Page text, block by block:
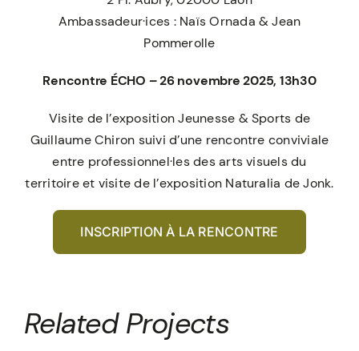
Ambassadeur·ices : Naïs Ornada & Jean
Pommerolle
Rencontre ÉCHO – 26 novembre 2025, 13h30
Visite de l’exposition Jeunesse & Sports de
Guillaume Chiron suivi d’une rencontre conviviale
entre professionnel·les des arts visuels du
territoire et visite de l’exposition Naturalia de Jonk.
INSCRIPTION À LA RENCONTRE
Related Projects